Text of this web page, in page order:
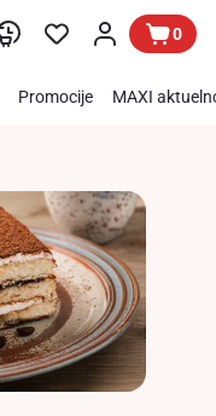
0
Promocije MAXI